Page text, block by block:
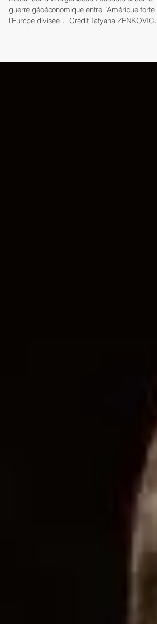
révélé l’impuissance auto-infligée
des Européens
guerre géoéconomique entre l’Amérique forte
l’Europe divisée… Crédit Tatyana ZENKOVICH